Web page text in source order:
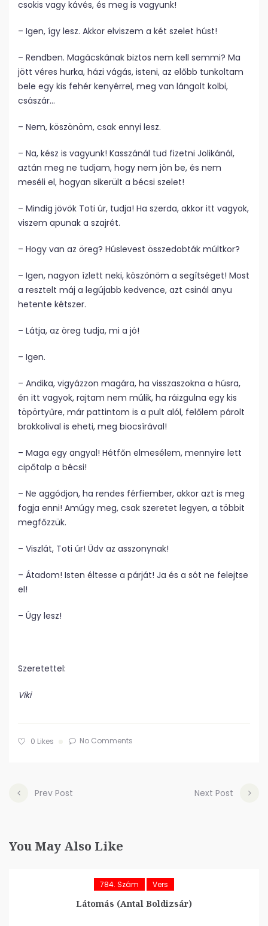
csokis vagy kávés, és meg is vagyunk!
– Igen, így lesz. Akkor elviszem a két szelet húst!
– Rendben. Magácskának biztos nem kell semmi? Ma
jött véres hurka, házi vágás, isteni, az előbb tunkoltam
bele egy kis fehér kenyérrel, meg van lángolt kolbi,
császár…
– Nem, köszönöm, csak ennyi lesz.
– Na, kész is vagyunk! Kasszánál tud fizetni Jolikánál,
aztán meg ne tudjam, hogy nem jön be, és nem
meséli el, hogyan sikerült a bécsi szelet!
– Mindig jövök Toti úr, tudja! Ha szerda, akkor itt vagyok,
viszem apunak a szajrét.
– Hogy van az öreg? Húslevest összedobták múltkor?
– Igen, nagyon ízlett neki, köszönöm a segítséget! Most
a resztelt máj a legújabb kedvence, azt csinál anyu
hetente kétszer.
– Látja, az öreg tudja, mi a jó!
– Igen.
– Andika, vigyázzon magára, ha visszaszokna a húsra,
én itt vagyok, rajtam nem múlik, ha ráizgulna egy kis
töpörtyűre, már pattintom is a pult alól, felőlem párolt
brokkolival is eheti, meg biocsírával!
– Maga egy angyal! Hétfőn elmesélem, mennyire lett
cipőtalp a bécsi!
– Ne aggódjon, ha rendes férfiember, akkor azt is meg
fogja enni! Amúgy meg, csak szeretet legyen, a többit
megfőzzük.
– Viszlát, Toti úr! Üdv az asszonynak!
– Átadom! Isten éltesse a párját! Ja és a sót ne felejtse
el!
– Úgy lesz!
Szeretettel:
Viki
0 Likes No Comments
Prev Post Next Post
You May Also Like
784. Szám Vers
Látomás (Antal Boldizsár)